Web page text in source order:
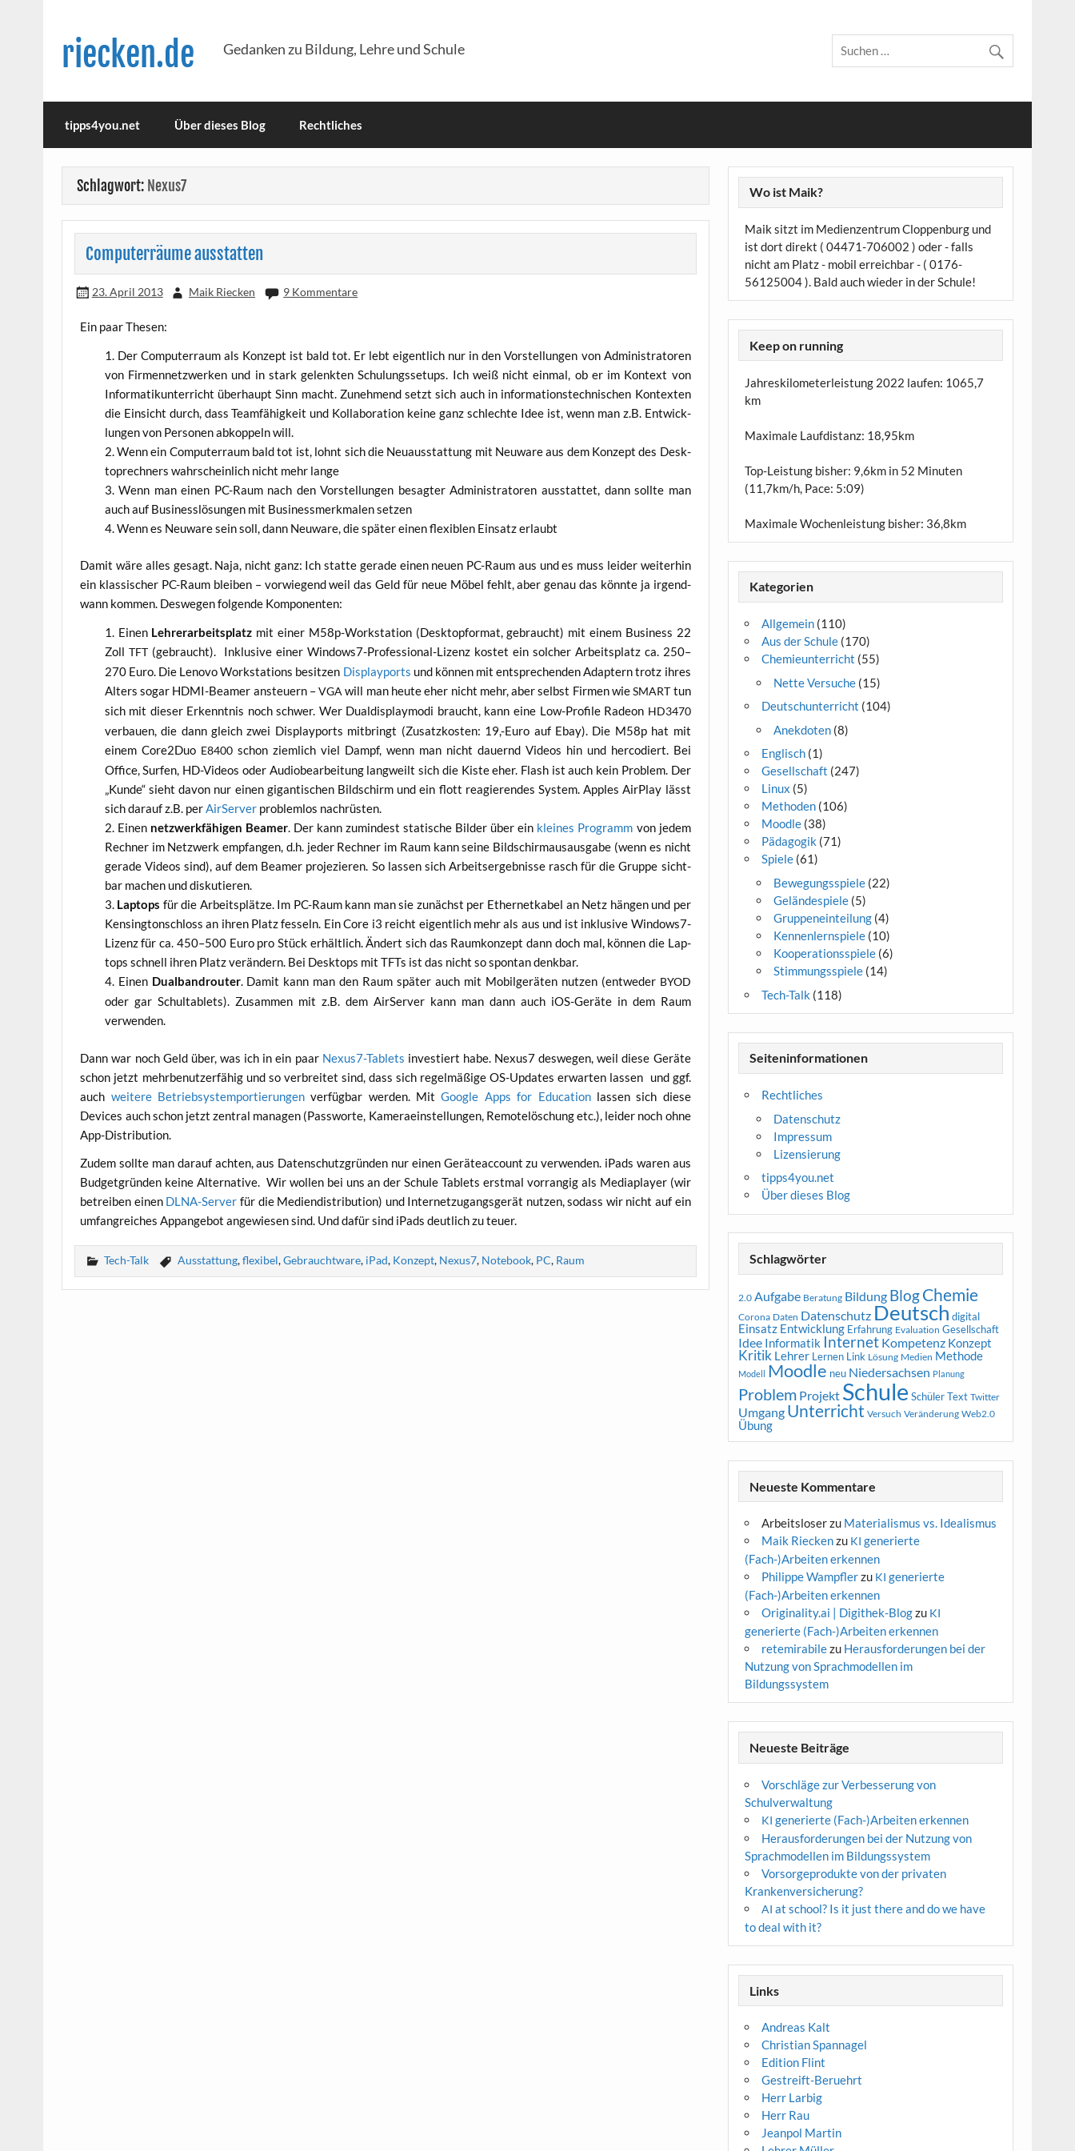
riecken.de Gedanken zu Bildung, Lehre und Schule
tipps4you.net Über dieses Blog Rechtliches
Schlagwort: Nexus7
Computerräume ausstatten
23. April 2013 Maik Riecken 9 Kommentare
Ein paar Thesen:
Der Com­pu­ter­raum als Kon­zept ist bald tot. Er lebt eigent­lich nur in den Vor­stel­lun­gen von Admi­nis­tra­to­ren
von Fir­men­netz­wer­ken und in stark gelenk­ten Schu­lungs­set­ups. Ich weiß nicht ein­mal, ob er im Kon­text von
Infor­ma­tik­un­ter­richt über­haupt Sinn macht. Zuneh­mend setzt sich auch in infor­ma­ti­ons­tech­ni­schen Kon­tex­ten
die Ein­sicht durch, dass Team­fä­hig­keit und Kol­la­bo­ra­ti­on kei­ne ganz schlech­te Idee ist, wenn man z.B. Ent­wick­
lun­gen von Per­so­nen abkop­peln will.
Wenn ein Com­pu­ter­raum bald tot ist, lohnt sich die Neu­aus­stat­tung mit Neu­wa­re aus dem Kon­zept des Desk­
top­rech­ners wahr­schein­lich nicht mehr lange
Wenn man einen PC-Raum nach den Vor­stel­lun­gen besag­ter Admi­nis­tra­to­ren aus­stat­tet, dann soll­te man
auch auf Busi­ness­lö­sun­gen mit Busi­ness­merk­ma­len setzen
Wenn es Neu­wa­re sein soll, dann Neu­wa­re, die spä­ter einen fle­xi­blen Ein­satz erlaubt
Damit wäre alles gesagt. Naja, nicht ganz: Ich stat­te gera­de einen neu­en PC-Raum aus und es muss lei­der wei­ter­hin
ein klas­si­scher PC-Raum blei­ben – vor­wie­gend weil das Geld für neue Möbel fehlt, aber genau das könn­te ja irgend­
wann kom­men. Des­we­gen fol­gen­de Komponenten:
Einen Leh­rer­ar­beits­platz mit einer M58p-Work­sta­tion (Desk­top­for­mat, gebraucht) mit einem Busi­ness 22
Zoll TFT(gebraucht). Inklu­si­ve einer Win­dows7-Pro­fes­sio­nal-Lizenz kos­tet ein sol­cher Arbeits­platz ca. 250–
270 Euro. Die Leno­vo Work­sta­tions besit­zen Dis­play­po­rts und kön­nen mit ent­spre­chen­den Adap­tern trotz ihres
Alters sogar HDMI-Bea­mer ansteu­ern –VGA will man heu­te eher nicht mehr, aber selbst Fir­men wieSMART tun
sich mit die­ser Erkennt­nis noch schwer. Wer Dual­dis­play­mo­di braucht, kann eine Low-Pro­fi­le Rade­on HD3470
ver­bau­en, die dann gleich zwei Dis­play­po­rts mit­bringt (Zusatz­kos­ten: 19,-Euro auf Ebay). Die M58p hat mit
einem Core2Duo E8400schon ziem­lich viel Dampf, wenn man nicht dau­ernd Vide­os hin und her­co­diert. Bei
Office, Sur­fen, HD-Vide­os oder Audio­be­ar­bei­tung lang­weilt sich die Kis­te eher. Flash ist auch kein Pro­blem. Der
„Kun­de“ sieht davon nur einen gigan­ti­schen Bild­schirm und ein flott reagie­ren­des Sys­tem. App­les Air­Play lässt
sich dar­auf z.B. perAir­Ser­verpro­blem­los nachrüsten.
Einen netz­werk­fä­hi­gen Bea­mer. Der kann zumin­dest sta­ti­sche Bil­der über ein klei­nes Pro­gramm von jedem
Rech­ner im Netz­werk emp­fan­gen, d.h. jeder Rech­ner im Raum kann sei­ne Bild­schirm­aus­aus­ga­be (wenn es nicht
gera­de Vide­os sind), auf dem Bea­mer pro­je­zie­ren. So las­sen sich Arbeits­er­geb­nis­se rasch für die Grup­pe sicht­
bar machen und diskutieren.
Lap­tops für die Arbeits­plät­ze. Im PC-Raum kann man sie zunächst per Ether­net­ka­bel an Netz hän­gen und per
Ken­sing­ton­schloss an ihren Platz fes­seln. Ein Core i3 reicht eigent­lich mehr als aus und ist inklu­si­ve Win­dows7-
Lizenz für ca. 450–500 Euro pro Stück erhält­lich. Ändert sich das Raum­kon­zept dann doch mal, kön­nen die Lap­
tops schnell ihren Platz ver­än­dern. Bei Desk­tops mit TFTs ist das nicht so spon­tan denkbar.
Einen Dual­band­rou­ter. Damit kann man den Raum spä­ter auch mit Mobil­ge­rä­ten nut­zen (ent­we­der BYOD
oder gar Schul­ta­blets). Zusam­men mit z.B. dem Air­Ser­ver kann man dann auch iOS-Gerä­te in dem Raum
verwenden.
Dann war noch Geld über, was ich in ein paar Nexus7-Tablets inves­tiert habe. Nexus7 des­we­gen, weil die­se Gerä­te
schon jetzt mehr­be­nut­zer­fä­hig und so ver­brei­tet sind, dass sich regel­mä­ßi­ge OS-Updates erwar­ten las­sen und ggf.
auch wei­te­re Betrieb­sys­tem­po­r­tie­run­gen ver­füg­bar wer­den. MitGoog­le Apps for Edu­ca­ti­onlas­sen sich die­se
Devices auch schon jetzt zen­tral mana­gen (Pass­wor­te, Kame­ra­ein­stel­lun­gen, Remo­te­lö­schung etc.), lei­der noch ohne
App-Distribution.
Zudem soll­te man dar­auf ach­ten, aus Daten­schutz­grün­den nur einen Gerä­te­ac­count zu ver­wen­den. iPads waren aus
Bud­get­grün­den kei­ne Alter­na­ti­ve. Wir wol­len bei uns an der Schu­le Tablets erst­mal vor­ran­gig als Media­play­er (wir
betrei­ben einen DLNA-Ser­ver für die Medi­en­dis­tri­bu­ti­on) und Inter­net­zu­gangs­ge­rät nut­zen, sodass wir nicht auf ein
umfang­rei­ches App­an­ge­bot ange­wie­sen sind. Und dafür sind iPads deut­lich zu teuer.
Tech-Talk Ausstattung,flexibel,Gebrauchtware, iPad, Konzept, Nexus7, Notebook, PC, Raum
Wo ist Maik?
Maik sitzt im Medienzentrum Cloppenburg und
ist dort direkt ( 04471-706002 ) oder - falls
nicht am Platz - mobil erreichbar - ( 0176-
56125004 ). Bald auch wieder in der Schule!
Keep on running
Jahreskilometerleistung 2022 laufen: 1065,7
km
Maximale Laufdistanz: 18,95km
Top-Leistung bisher: 9,6km in 52 Minuten
(11,7km/h, Pace: 5:09)
Maximale Wochenleistung bisher: 36,8km
Kategorien
Allgemein (110)
Aus der Schule (170)
Chemieunterricht (55)
Nette Versuche (15)
Deutschunterricht (104)
Anekdoten (8)
Englisch (1)
Gesellschaft (247)
Linux (5)
Methoden (106)
Moodle (38)
Pädagogik (71)
Spiele (61)
Bewegungsspiele (22)
Geländespiele (5)
Gruppeneinteilung (4)
Kennenlernspiele (10)
Kooperationsspiele (6)
Stimmungsspiele (14)
Tech-Talk (118)
Seiteninformationen
Rechtliches
Datenschutz
Impressum
Lizensierung
tipps4you.net
Über dieses Blog
Schlagwörter
2.0 Aufgabe Beratung Bildung BlogChemie
Corona Daten Datenschutz Deutsch digital
Einsatz Entwicklung Erfahrung Evaluation Gesellschaft
Idee Informatik Internet Kompetenz Konzept
Kritik Lehrer Lernen Link Lösung Medien Methode
Modell Moodle neu Niedersachsen Planung
Problem Projekt Schule Schüler Text Twitter
Umgang Unterricht Versuch Veränderung Web2.0
Übung
Neueste Kommentare
Arbeitsloserzu Materialismus vs. Idealismus
Maik Rieckenzu KI generierte
(Fach-)Arbeiten erkennen
Philippe Wampflerzu KI generierte
(Fach-)Arbeiten erkennen
Originality.ai | Digithek-Blogzu KI
generierte (Fach-)Arbeiten erkennen
retemirabilezu Herausforderungen bei der
Nutzung von Sprachmodellen im
Bildungssystem
Neueste Beiträge
Vorschläge zur Verbesserung von
Schulverwaltung
KI generierte (Fach-)Arbeiten erkennen
Herausforderungen bei der Nutzung von
Sprachmodellen im Bildungssystem
Vorsorgeprodukte von der privaten
Krankenversicherung?
AI at school? Is it just there and do we have
to deal with it?
Links
Andreas Kalt
Christian Spannagel
Edition Flint
Gestreift-Beruehrt
Herr Larbig
Herr Rau
Jeanpol Martin